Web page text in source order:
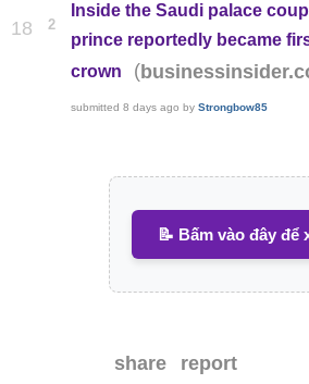
18 2
Inside the Saudi palace
prince reportedly became
crown
(
submitted8 days ago byStrongbow85
📝 Bấm vào đây để
share report